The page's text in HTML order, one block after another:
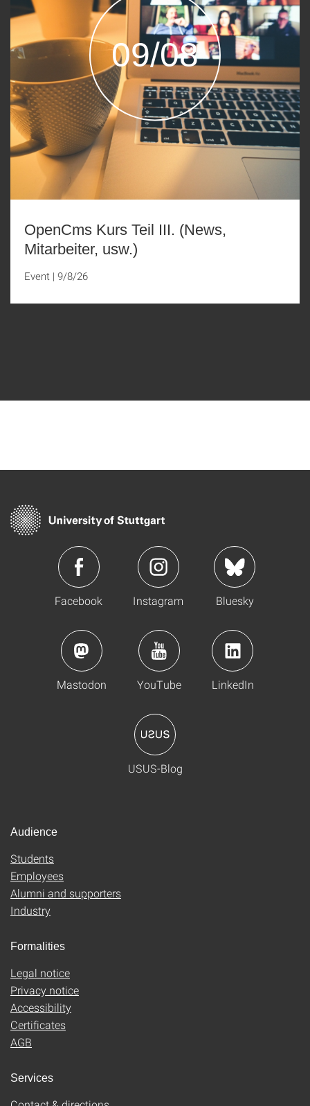
09/08
OpenCms Kurs Teil III. (News,
Mitarbeiter, usw.)
Event | 9/8/26
Facebook Instagram Bluesky
Mastodon YouTube LinkedIn
USUS-Blog
Audience
Students
Employees
Alumni and supporters
Industry
Formalities
Legal notice
Privacy notice
Accessibility
Certificates
AGB
Services